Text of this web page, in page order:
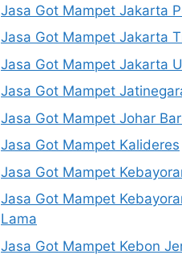
Jasa Got Mampet Jakarta
Jasa Got Mampet Jakarta
Jasa Got Mampet Jakarta
Jasa Got Mampet
Jasa Got Mampet Johar
Jasa Got Mampet Kalideres
Jasa Got Mampet
Jasa Got Mampet
Lama
Jasa Got Mampet Kebon